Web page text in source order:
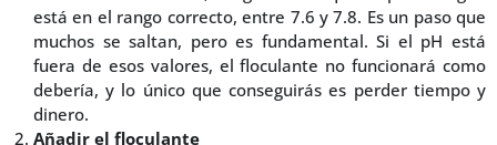
está en el rango correcto, entre 7.6 y 7.8. Es un paso que
muchos se saltan, pero es fundamental. Si el pH está
fuera de esos valores, el floculante no funcionará como
debería, y lo único que conseguirás es perder tiempo y
dinero.
Añadir el floculante